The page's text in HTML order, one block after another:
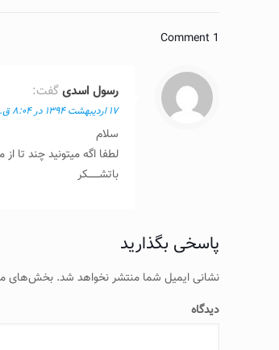
1 Comment
رسول اسدیگفت:
۱۷ اردیبهشت ۱۳۹۴ در ۸:۰۴ ق.ظ
سلام
لطفا اگه میتونید چند تا از مقالات لاتین ۲۰۱۵مربوط
باتشـــــــکر
پاسخی بگذارید
نشانی ایمیل شما منتشر نخواهد شد. بخش‌های
دیدگاه